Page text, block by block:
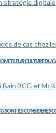
ET LEUR CULTURE DU
SONT-ILS CONSIDÉRÉS